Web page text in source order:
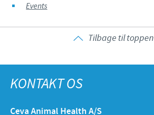
Events
Tilbage til toppen
KONTAKT OS
Ceva Animal Health A/S